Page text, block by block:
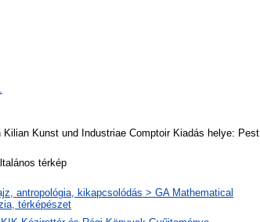
Kunst und Industriae Comptoir Kiadás helye: Pest
térkép
antropológia, kikapcsolódás > GA Mathematical
térképészet